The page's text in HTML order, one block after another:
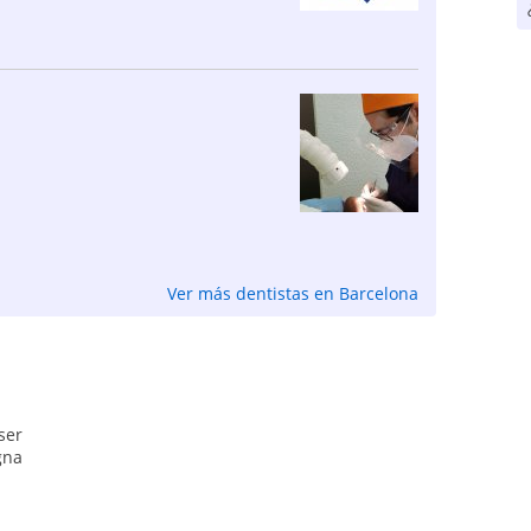
Ver más dentistas en Barcelona